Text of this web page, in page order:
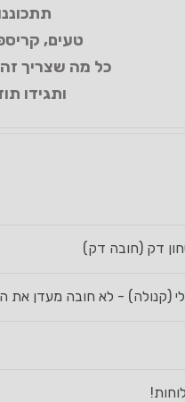
טעים,
כל מה שצריך
ותגידו
דק (חובה דק)
(קנולה) - לא חובה מעדן את